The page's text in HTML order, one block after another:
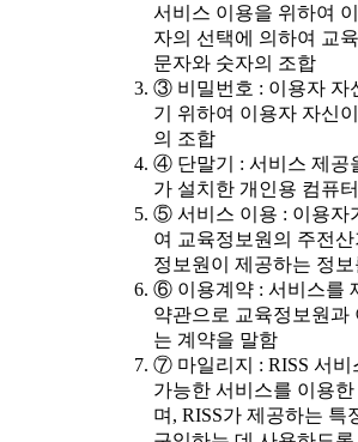
서비스 이용을 위하여
자의 선택에 의하여 교
문자와 숫자의 조합
③ 비밀번호 : 이용자 자
기 위하여 이용자 자신
의 조합
④ 단말기 : 서비스 제공
가 설치한 개인용 컴퓨
⑤ 서비스 이용 : 이용자
여 교육정보원의 주전
정보원이 제공하는 정
⑥ 이용계약 : 서비스를
약관으로 교육정보원과
는 계약을 말함
⑦ 마일리지 : RISS 서비
가능한 서비스를 이용
며, RISS가 제공하는 특